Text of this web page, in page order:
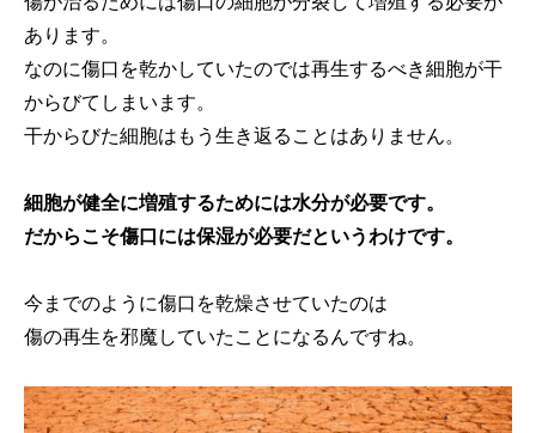
あります。
なのに傷口を乾かしていたのでは再生するべき細胞が干
からびてしまいます。
干からびた細胞はもう生き返ることはありません。
細胞が健全に増殖するためには水分が必要です。
だからこそ傷口には保湿が必要だというわけです。
今までのように傷口を乾燥させていたのは
傷の再生を邪魔していたことになるんですね。